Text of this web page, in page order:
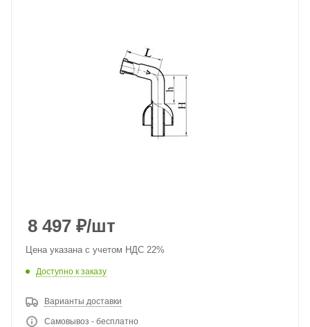
8 497 ₽/шт
Цена указана с учетом НДС 22%
Доступно к заказу
Варианты доставки
Самовывоз - бесплатно